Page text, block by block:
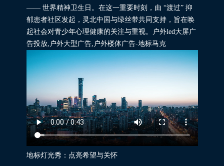
—— 世界精神卫生日。在这一重要时刻，由 “渡过” 抑
郁患者社区发起，灵北中国与绿丝带共同支持，旨在唤
起社会对青少年心理健康的关注与重视。户外led大屏广
告投放,户外大型广告,户外楼体广告-地标马克
地标灯光秀：点亮希望与关怀